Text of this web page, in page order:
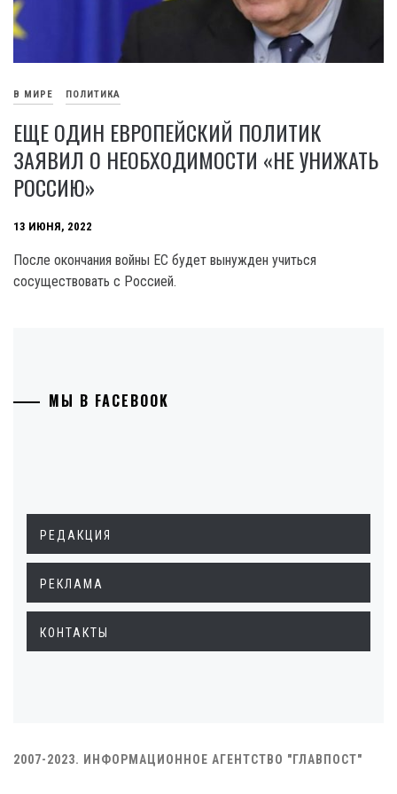
В МИРЕ ПОЛИТИКА
ЕЩЕ ОДИН ЕВРОПЕЙСКИЙ ПОЛИТИК
ЗАЯВИЛ О НЕОБХОДИМОСТИ «НЕ УНИЖАТЬ
РОССИЮ»
13 ИЮНЯ, 2022
После окончания войны ЕС будет вынужден учиться
сосуществовать с Россией.
МЫ В FACEBOOK
РЕДАКЦИЯ
РЕКЛАМА
КОНТАКТЫ
2007-2023. ИНФОРМАЦИОННОЕ АГЕНТСТВО "ГЛАВПОСТ"